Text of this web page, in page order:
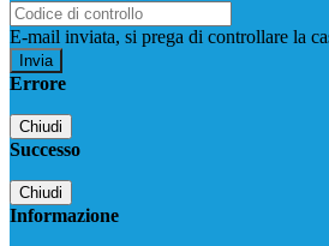
E-mail inviata, si prega di controllare la
Errore
Chiudi
Successo
Chiudi
Informazione